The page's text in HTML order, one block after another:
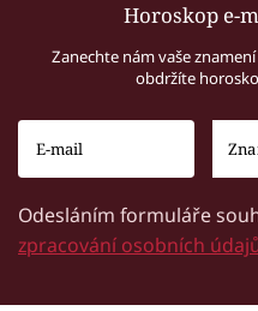
Horoskop e-
Zanechte nám vaše
obdržíte
Odesláním formuláře
zpracování osobních